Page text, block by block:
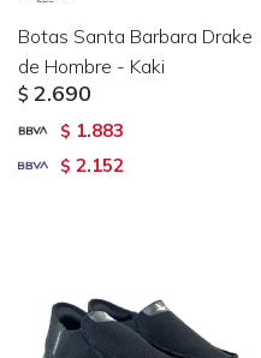
Botas Santa Barbara Drake
de Hombre - Kaki
$ 2.690
$ 1.883
$ 2.152